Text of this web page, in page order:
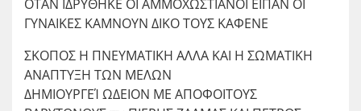
ΟΤΑΝ ΙΔΡΥΘΗΚΕ ΟΙ ΑΜΜΟΧΩΣΤΙΑΝΟΙ ΕΙΠΑΝ ΟΙ
ΓΥΝΑΙΚΕΣ ΚΑΜΝΟΥΝ ΔΙΚΟ ΤΟΥΣ ΚΑΦΕΝΕ
ΣΚΟΠΟΣ Η ΠΝΕΥΜΑΤΙΚΗ ΑΛΛΑ ΚΑΙ Η ΣΩΜΑΤΙΚΗ
ΑΝΑΠΤΥΞΗ ΤΩΝ ΜΕΛΩΝ
ΔΗΜΙΟΥΡΓΕΊ ΩΔΕΙΟΝ ΜΕ ΑΠΟΦΟΙΤΟΥΣ